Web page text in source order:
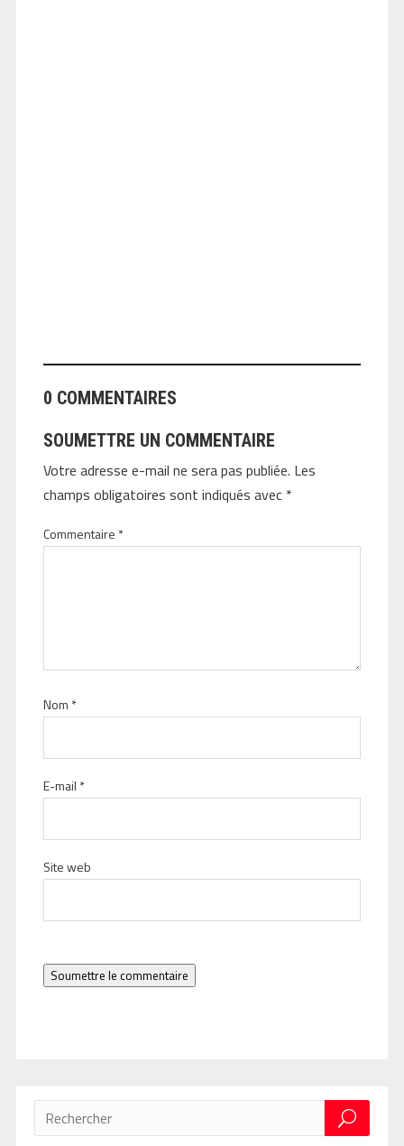
0 COMMENTAIRES
SOUMETTRE UN COMMENTAIRE
Votre adresse e-mail ne sera pas publiée. Les
champs obligatoires sont indiqués avec *
Commentaire *
Nom *
E-mail *
Site web
Soumettre le commentaire